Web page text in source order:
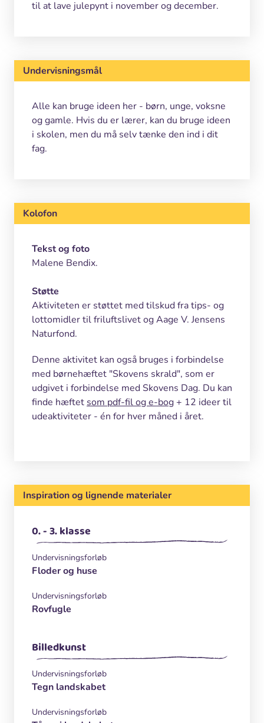
til at lave julepynt i november og december.
Undervisningsmål
Alle kan bruge ideen her - børn, unge, voksne
og gamle. Hvis du er lærer, kan du bruge ideen
i skolen, men du må selv tænke den ind i dit
fag.
Kolofon
Tekst og foto
Malene Bendix.
Støtte
Aktiviteten er støttet med tilskud fra tips- og
lottomidler til friluftslivet og Aage V. Jensens
Naturfond.
Denne aktivitet kan også bruges i forbindelse
med børnehæftet "Skovens skrald", som er
udgivet i forbindelse med Skovens Dag. Du kan
finde hæftet som pdf-fil og e-bog+ 12 ideer til
udeaktiviteter - én for hver måned i året.
Inspiration og lignende materialer
0. - 3. klasse
Undervisningsforløb
Floder og huse
Undervisningsforløb
Rovfugle
Billedkunst
Undervisningsforløb
Tegn landskabet
Undervisningsforløb